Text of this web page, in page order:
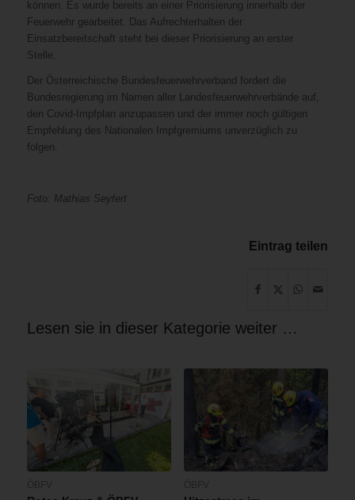
können. Es wurde bereits an einer Priorisierung innerhalb der
Feuerwehr gearbeitet. Das Aufrechterhalten der
Einsatzbereitschaft steht bei dieser Priorisierung an erster
Stelle.
Der Österreichische Bundesfeuerwehrverband fordert die
Bundesregierung im Namen aller Landesfeuerwehrverbände auf,
den Covid-Impfplan anzupassen und der immer noch gültigen
Empfehlung des Nationalen Impfgremiums unverzüglich zu
folgen.
Foto: Mathias Seyfert
Eintrag teilen
Lesen sie in dieser Kategorie weiter …